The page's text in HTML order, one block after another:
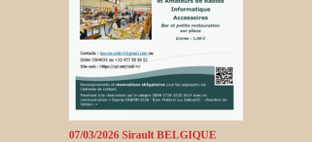
07/03/2026 Sirault BELGIQUE